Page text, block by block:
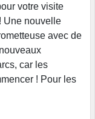
votre visite
Une nouvelle
avec de
car les
! Pour les